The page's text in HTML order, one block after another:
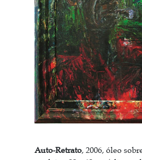
Auto-Retrato, 2006, óleo